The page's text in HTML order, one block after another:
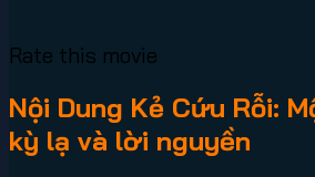
Rate this movie
Nội Dung Kẻ Cứu Rỗi:
kỳ lạ và lời nguyền